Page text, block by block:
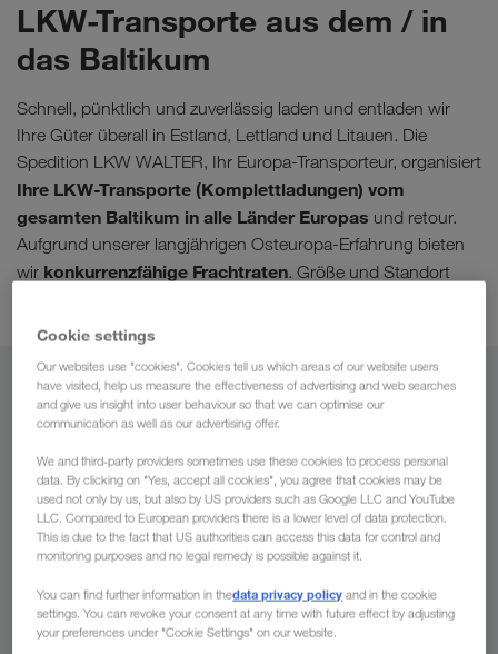
LKW-Transporte aus dem / in
das Baltikum
Schnell, pünktlich und zuverlässig laden und entladen wir
Ihre Güter überall in Estland, Lettland und Litauen. Die
Spedition LKW WALTER, Ihr Europa-Transporteur, organisiert
Ihre LKW-Transporte (Komplettladungen) vom
gesamten Baltikum in alle Länder Europas und retour.
Aufgrund unserer langjährigen Osteuropa-Erfahrung bieten
wir konkurrenzfähige Frachtraten. Größe und Standort
Von
Nach
Land
Cookie settings
Our websites use "cookies". Cookies tell us which areas of our website users
have visited, help us measure the effectiveness of advertising and web searches
and give us insight into user behaviour so that we can optimise our
communication as well as our advertising offer.
We and third-party providers sometimes use these cookies to process personal
data. By clicking on "Yes, accept all cookies", you agree that cookies may be
used not only by us, but also by US providers such as Google LLC and YouTube
LLC. Compared to European providers there is a lower level of data protection.
This is due to the fact that US authorities can access this data for control and
monitoring purposes and no legal remedy is possible against it.
You can find further information in thedata privacy policy and in the cookie
settings. You can revoke your consent at any time with future effect by adjusting
your preferences under "Cookie Settings" on our website.